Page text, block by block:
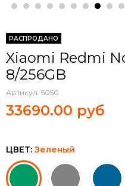
РАСПРОДАНО
Xiaomi Redmi
8/256GB
Артикул: 5050
33690.00 руб
ЦВЕТ: Зеленый